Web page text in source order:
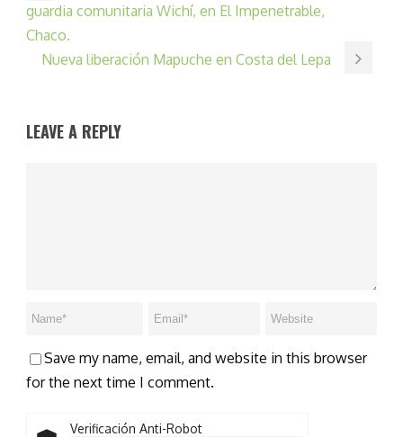
guardia comunitaria Wichí, en El Impenetrable,
Chaco.
Nueva liberación Mapuche en Costa del Lepa
LEAVE A REPLY
Save my name, email, and website in this browser
for the next time I comment.
Verificación Anti-Robot